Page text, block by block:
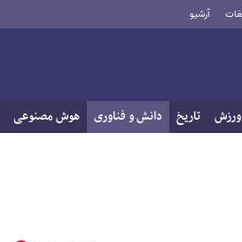
آرشیو
ورزش تاریخ دانش و فناوری هوش مصنوعی